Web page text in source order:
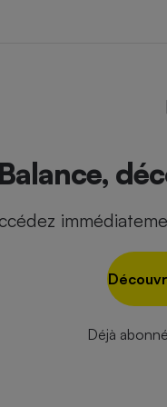
Déjà
Ordinateur
Poêle à